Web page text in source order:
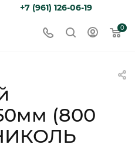
+7 (961) 126-06-19
0
(800